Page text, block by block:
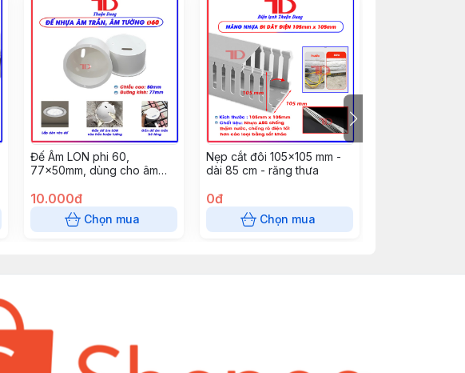
Đế Âm LON phi 60,
77x50mm, dùng cho âm
(10 cái/gói)
10.000đ
Chọn mua
Nẹp cắt đôi 105x105 mm -
dài 85 cm - răng thưa
0đ
Chọn mua